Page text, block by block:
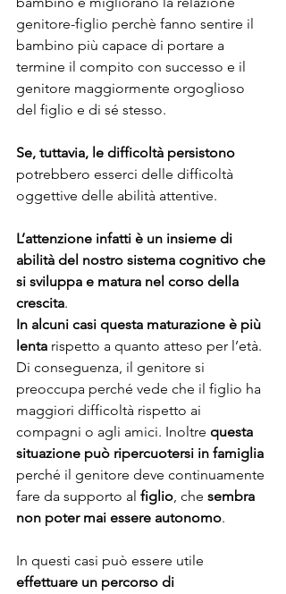
genitore-figlio perchè fanno sentire il
bambino più capace di portare a
termine il compito con successo e il
genitore maggiormente orgoglioso
del figlio e di sé stesso.
Se, tuttavia, le difficoltà persistono
potrebbero esserci delle difficoltà
oggettive delle abilità attentive.
L’attenzione infatti è un insieme di
abilità del nostro sistema cognitivo che
si sviluppa e matura nel corso della
crescita.
In alcuni casi questa maturazione è più
lenta rispetto a quanto atteso per l’età.
Di conseguenza, il genitore si
preoccupa perché vede che il figlio ha
maggiori difficoltà rispetto ai
compagni o agli amici. Inoltre questa
situazione può ripercuotersi in famiglia
perché il genitore deve continuamente
fare da supporto al figlio, che sembra
non poter mai essere autonomo.
In questi casi può essere utile
effettuare un percorso di